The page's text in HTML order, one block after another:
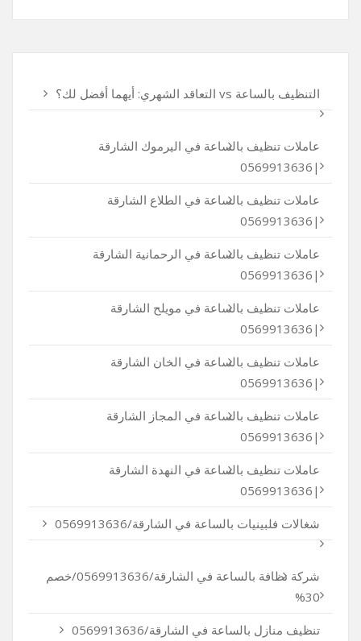
التنظيف بالساعة vs التعاقد الشهري: أيهما أفضل لك؟
عاملات تنظيف بالساعة في اليرموك الشارقة
|0569913636
عاملات تنظيف بالساعة في الطلاع الشارقة
|0569913636
عاملات تنظيف بالساعة في الرحمانية الشارقة
|0569913636
عاملات تنظيف بالساعة في مويلح الشارقة
|0569913636
عاملات تنظيف بالساعة في الخان الشارقة
|0569913636
عاملات تنظيف بالساعة في المجاز الشارقة
|0569913636
عاملات تنظيف بالساعة في النهدة الشارقة
|0569913636
شغالات فلبينيات بالساعة في الشارقة/0569913636
شركة نظافة بالساعة في الشارقة/0569913636/خصم
30%
تنظيف منازل بالساعة في الشارقة/0569913636